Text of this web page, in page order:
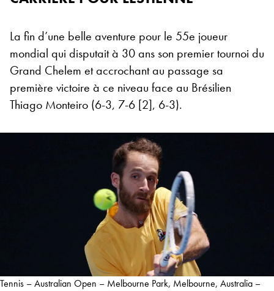
La fin d’une belle aventure pour le 55e joueur
mondial qui disputait à 30 ans son premier tournoi du
Grand Chelem et accrochant au passage sa
première victoire à ce niveau face au Brésilien
Thiago Monteiro (6-3, 7-6 [2], 6-3).
Tennis – Australian Open – Melbourne Park, Melbourne, Australia –